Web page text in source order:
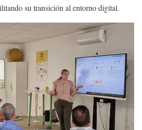
su transición al entorno digital.